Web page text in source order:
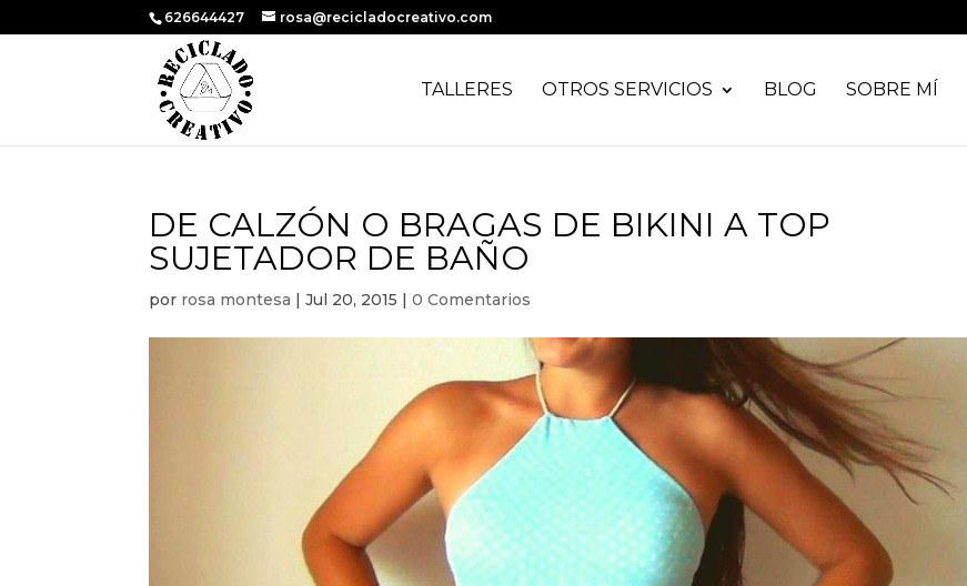
626644427 rosa@recicladocreativo.com
TALLERES OTROS SERVICIOS BLOG SOBRE MÍ
DE CALZÓN O BRAGAS DE BIKINI A TOP
SUJETADOR DE BAÑO
por rosa montesa |Jul 20, 2015 |0 Comentarios